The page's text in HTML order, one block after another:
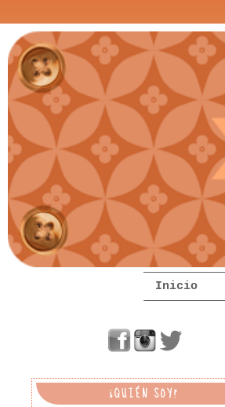
Inicio
¿QUIÉN SOY?